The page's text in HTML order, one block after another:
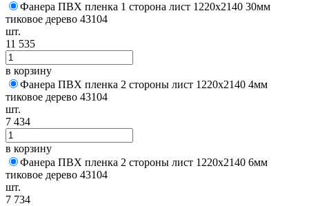
Фанера ПВХ пленка 1 сторона лист 1220х2140 30мм
тиковое дерево 43104
шт.
11 535
в корзину
Фанера ПВХ пленка 2 стороны лист 1220х2140 4мм
тиковое дерево 43104
шт.
7 434
в корзину
Фанера ПВХ пленка 2 стороны лист 1220х2140 6мм
тиковое дерево 43104
шт.
7 734